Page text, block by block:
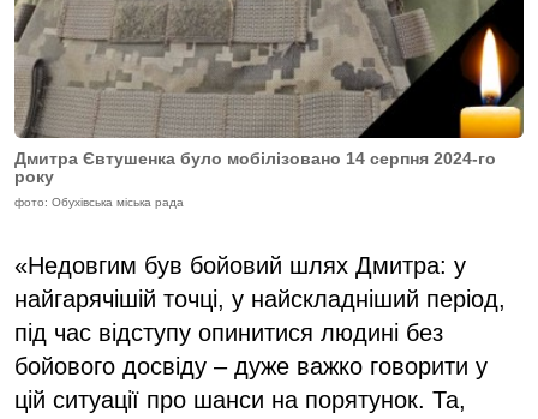
Дмитра Євтушенка було мобілізовано 14 серпня 2024-го
року
фото: Обухівська міська рада
«Недовгим був бойовий шлях Дмитра: у
найгарячішій точці, у найскладніший період,
під час відступу опинитися людині без
бойового досвіду – дуже важко говорити у
цій ситуації про шанси на порятунок. Та,